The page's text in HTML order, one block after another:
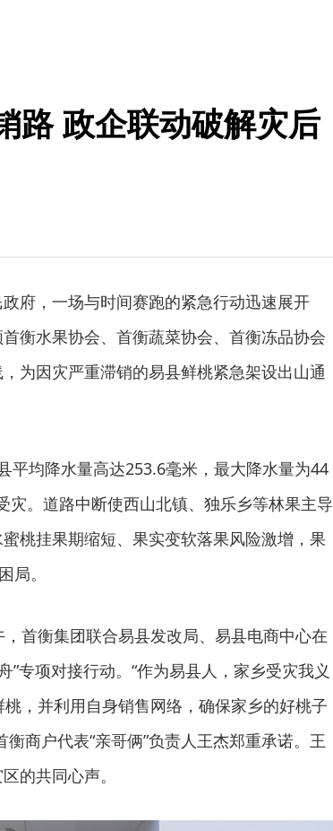
路 政企联动破解灾后
府，一场与时间赛跑的紧急行动迅速展开
衡水果协会、首衡蔬菜协会、首衡冻品协会
为因灾严重滞销的易县鲜桃紧急架设出山通
平均降水量高达253.6毫米，最大降水量为44
灾。道路中断使西山北镇、独乐乡等林果主导
桃挂果期缩短、果实变软落果风险激增，果
局。
首衡集团联合易县发改局、易县电商中心在
”专项对接行动。“作为易县人，家乡受灾我义
，并利用自身销售网络，确保家乡的好桃子
商户代表“亲哥俩”负责人王杰郑重承诺。王
的共同心声。